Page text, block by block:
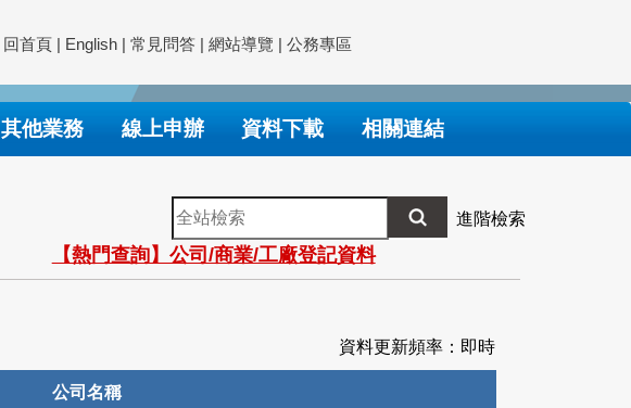
回首頁 | English | 常見問答 | 網站導覽 | 公務專區
其他業務 線上申辦 資料下載 相關連結
全
站
檢
索
進階檢索
【熱門查詢】公司/商業/工廠登記資料
資料更新頻率：即時
公司名稱